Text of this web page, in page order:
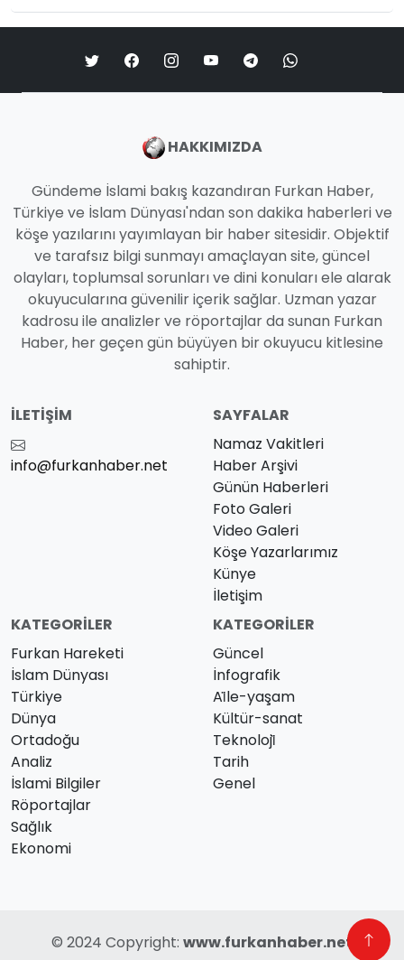
HAKKIMIZDA
Gündeme İslami bakış kazandıran Furkan Haber,
Türkiye ve İslam Dünyası'ndan son dakika haberleri ve
köşe yazılarını yayımlayan bir haber sitesidir. Objektif
ve tarafsız bilgi sunmayı amaçlayan site, güncel
olayları, toplumsal sorunları ve dini konuları ele alarak
okuyucularına güvenilir içerik sağlar. Uzman yazar
kadrosu ile analizler ve röportajlar da sunan Furkan
Haber, her geçen gün büyüyen bir okuyucu kitlesine
sahiptir.
İLETIŞIM
info@furkanhaber.net
SAYFALAR
Namaz Vakitleri
Haber Arşivi
Günün Haberleri
Foto Galeri
Video Galeri
Köşe Yazarlarımız
Künye
İletişim
KATEGORILER
Furkan Hareketi
İslam Dünyası
Türkiye
Dünya
Ortadoğu
Analiz
İslami Bilgiler
Röportajlar
Sağlık
Ekonomi
KATEGORILER
Güncel
İnfografik
Ai̇le-yaşam
Kültür-sanat
Teknoloji̇
Tarih
Genel
© 2024 Copyright: www.furkanhaber.net